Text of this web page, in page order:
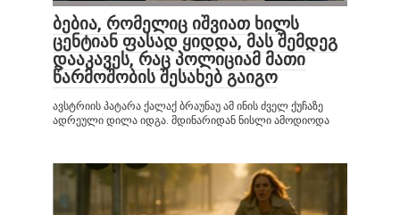
ბებია, რომელიც იშვიათ ხილს
ცენტიან ფასად ყიდდა, მას შემდეგ
დააკავეს, რაც პოლიციამ მათი
წარმოშობის შესახებ გაიგო
ავსტრიის პატარა ქალაქ ბრაუნაუ ამ ინის ძველ ქუჩაზე
ადრეული დილა იდგა. მდინარიდან ნისლი ამოდიოდა